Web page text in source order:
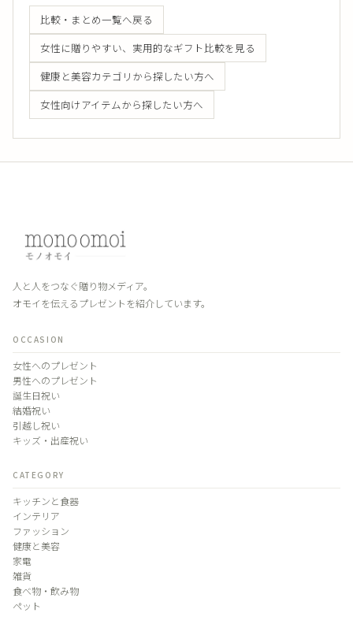
比較・まとめ一覧へ戻る
女性に贈りやすい、実用的なギフト比較を見る
健康と美容カテゴリから探したい方へ
女性向けアイテムから探したい方へ
人と人をつなぐ贈り物メディア。
オモイを伝えるプレゼントを紹介しています。
OCCASION
女性へのプレゼント
男性へのプレゼント
誕生日祝い
結婚祝い
引越し祝い
キッズ・出産祝い
CATEGORY
キッチンと食器
インテリア
ファッション
健康と美容
家電
雑貨
食べ物・飲み物
ペット